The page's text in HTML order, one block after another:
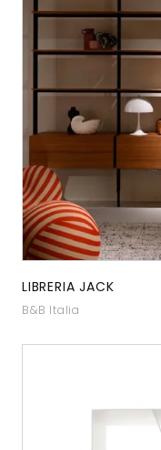
LIBRERIA JACK
B&B Italia